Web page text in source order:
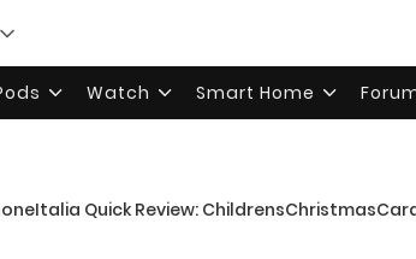
Watch Smart Home
Quick Review: